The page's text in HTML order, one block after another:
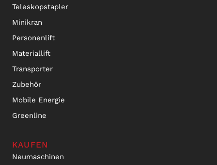
Teleskopstapler
Minikran
Personenlift
Materiallift
Transporter
Zubehör
Mobile Energie
Greenline
KAUFEN
Neumaschinen